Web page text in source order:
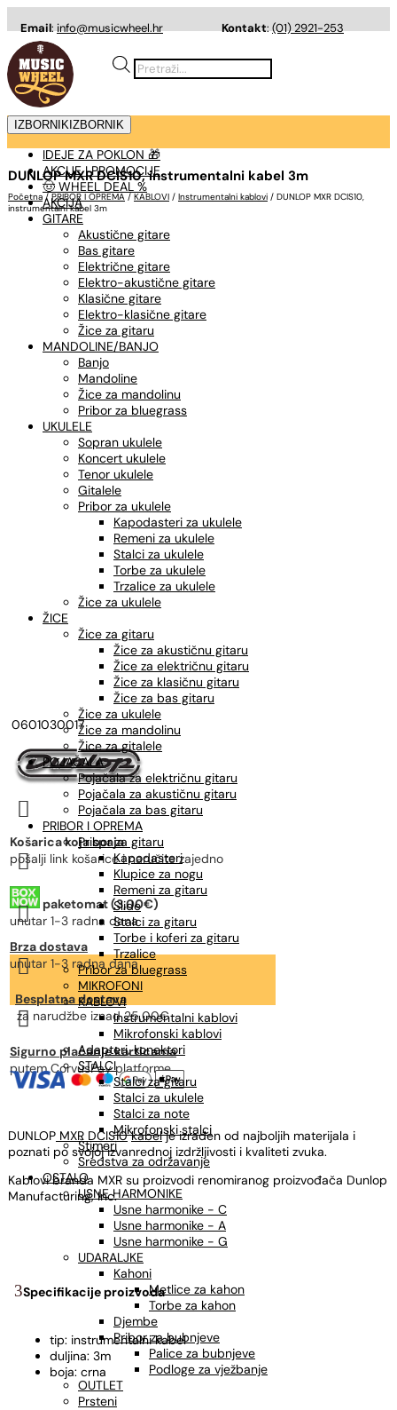
Email:info@musicwheel.hr Kontakt:(01) 2921-253
Products
search
IZBORNIK IZBORNIK
IDEJE ZA POKLON 🎁
AKCIJE I PROMOCIJE
🤠 WHEEL DEAL %
AKCIJA
GITARE
Akustične gitare
Bas gitare
Električne gitare
Elektro-akustične gitare
Klasične gitare
Elektro-klasične gitare
Žice za gitaru
MANDOLINE/BANJO
Banjo
Mandoline
Žice za mandolinu
Pribor za bluegrass
UKULELE
Sopran ukulele
Koncert ukulele
Tenor ukulele
Gitalele
Pribor za ukulele
Kapodasteri za ukulele
Remeni za ukulele
Stalci za ukulele
Torbe za ukulele
Trzalice za ukulele
Žice za ukulele
ŽICE
Žice za gitaru
Žice za akustičnu gitaru
Žice za električnu gitaru
Žice za klasičnu gitaru
Žice za bas gitaru
Žice za ukulele
Žice za mandolinu
Žice za gitalele
POJAČALA
Pojačala za električnu gitaru
Pojačala za akustičnu gitaru
Pojačala za bas gitaru
PRIBOR I OPREMA
Pribor za gitaru
Kapodasteri
Klupice za nogu
Remeni za gitaru
Slide
Stalci za gitaru
Torbe i koferi za gitaru
Trzalice
Pribor za bluegrass
MIKROFONI
KABLOVI
Instrumentalni kablovi
Mikrofonski kablovi
Adapteri, konektori
STALCI
Stalci za gitaru
Stalci za ukulele
Stalci za note
Mikrofonski stalci
Štimeri
Sredstva za održavanje
OSTALO
USNE HARMONIKE
Usne harmonike - C
Usne harmonike - A
Usne harmonike - G
UDARALJKE
Kahoni
Metlice za kahon
Torbe za kahon
Djembe
Pribor za bubnjeve
Palice za bubnjeve
Podloge za vježbanje
OUTLET
Prsteni
DUNLOP MXR DCIS10, instrumentalni kabel 3m
Početna / PRIBOR I OPREMA / KABLOVI / Instrumentalni kablovi / DUNLOP MXR DCIS10,
instrumentalni kabel 3m
0601030017

Košarica koja spaja
pošalji link košarice i naručite zajedno

paketomat (3,00€)
unutar 1-3 radna dana

Brza dostava
unutar 1-3 radna dana

Besplatna dostava
za narudžbe iznad 25,00€

Sigurno plaćanje karticama
putem CorvusPay platforme
DUNLOP MXR DCIS10 kabelje izrađen od najboljih materijala i
poznati po svojoj izvanrednoj izdržljivosti i kvaliteti zvuka.
Kablovi branda MXR su proizvodi renomiranog proizvođača Dunlop
Manufacturing, Inc.
Specifikacije proizvoda
tip: instrumentalni kabel
duljina: 3m
boja: crna